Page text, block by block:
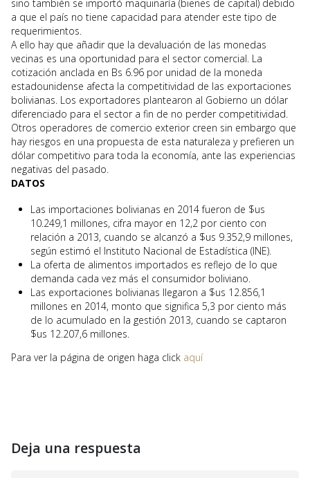
sino también se importó maquinaría (bienes de capital) debido
a que el país no tiene capacidad para atender este tipo de
requerimientos.
A ello hay que añadir que la devaluación de las monedas
vecinas es una oportunidad para el sector comercial. La
cotización anclada en Bs 6.96 por unidad de la moneda
estadounidense afecta la competitividad de las exportaciones
bolivianas. Los exportadores plantearon al Gobierno un dólar
diferenciado para el sector a fin de no perder competitividad.
Otros operadores de comercio exterior creen sin embargo que
hay riesgos en una propuesta de esta naturaleza y prefieren un
dólar competitivo para toda la economía, ante las experiencias
negativas del pasado.
DATOS
Las importaciones bolivianas en 2014 fueron de $us
10.249,1 millones, cifra mayor en 12,2 por ciento con
relación a 2013, cuando se alcanzó a $us 9.352,9 millones,
según estimó el Instituto Nacional de Estadística (INE).
La oferta de alimentos importados es reflejo de lo que
demanda cada vez más el consumidor boliviano.
Las exportaciones bolivianas llegaron a $us 12.856,1
millones en 2014, monto que significa 5,3 por ciento más
de lo acumulado en la gestión 2013, cuando se captaron
$us 12.207,6 millones.
Para ver la página de origen haga click aquí
Deja una respuesta